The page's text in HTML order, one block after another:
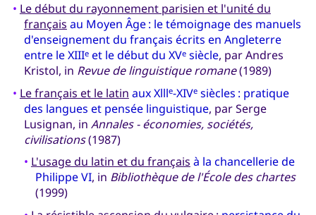
• Le début du rayonnement parisien et l'unité du
français au Moyen Âge : le témoignage des manuels
d'enseignement du français écrits en Angleterre
entre le XIIIeet le début du XVesiècle, par Andres
Kristol, in Revue de linguistique romane(1989)
• Le français et le latin aux Xllle-XIVesiècles : pratique
des langues et pensée linguistique, par Serge
Lusignan, in Annales - économies, sociétés,
civilisations(1987)
• L'usage du latin et du français à la chancellerie de
Philippe VI, in Bibliothèque de l'École des chartes
(1999)